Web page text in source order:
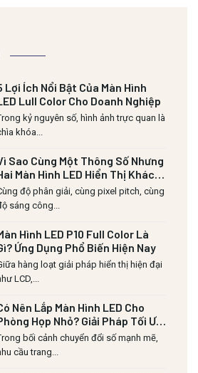
Lợi Ích Nổi Bật Của Màn Hình
Lull Color Cho Doanh Nghiệp
kỷ nguyên số, hình ảnh trực quan là
khóa...
Sao Cùng Một Thông Số Nhưng
Màn Hình LED Hiển Thị Khác
độ phân giải, cùng pixel pitch, cùng
sáng công...
Hình LED P10 Full Color Là
Ứng Dụng Phổ Biến Hiện Nay
hàng loạt giải pháp hiển thị hiện đại
LCD,...
Nên Lắp Màn Hình LED Cho
Họp Nhỏ? Giải Pháp Tối Ưu
Tích & Chi Phí
bối cảnh chuyển đổi số mạnh mẽ,
cầu trang...